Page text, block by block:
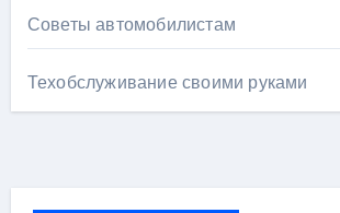
Советы автомобилистам
Техобслуживание своими руками